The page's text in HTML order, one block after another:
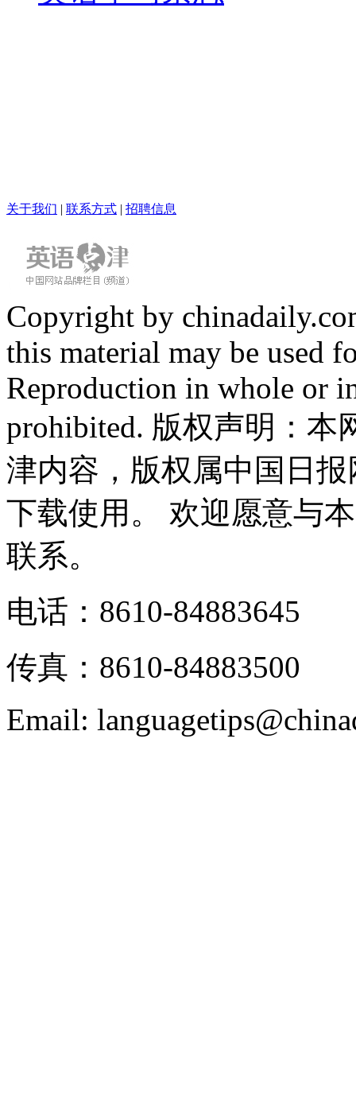
关于我们 | 联系方式 | 招聘信息
Copyright by
this material may be used
Reproduction in whole or
prohibited. 版权声明：
津内容，版权属中国日
下载使用。 欢迎愿意与
联系。
电话：8610-84883645
传真：8610-84883500
Email: